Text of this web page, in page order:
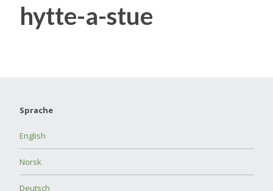
hytte-a-stue
Sprache
English
Norsk
Deutsch